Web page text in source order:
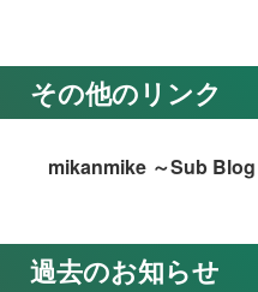
その他のリンク
mikanmike ～Sub Blog
過去のお知らせ